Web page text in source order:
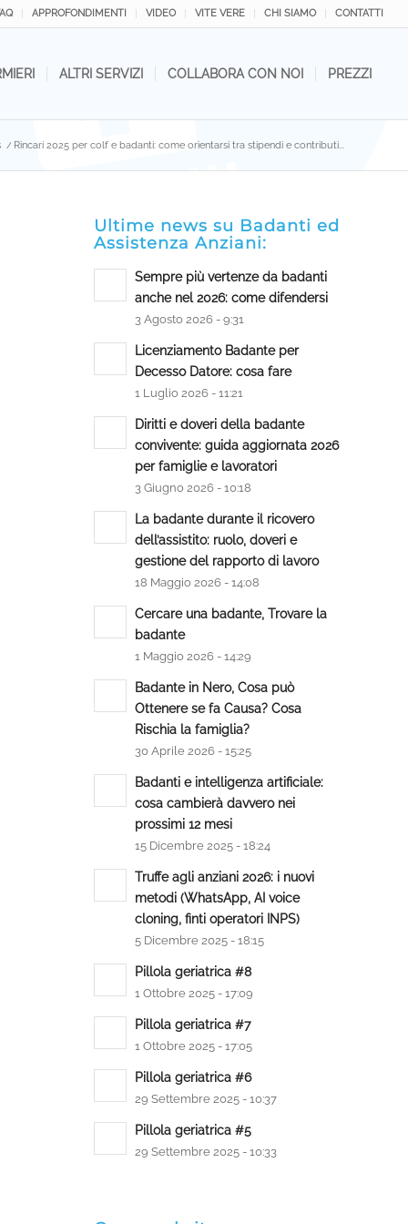
APPROFONDIMENTI VIDEO VITE VERE CHI SIAMO CONTATTI
ALTRI SERVIZI COLLABORA CON NOI PREZZI
/ Rincari 2025 per colf e badanti: come orientarsi tra stipendi e contributi...
Ultime news su Badanti ed
Assistenza Anziani:
Sempre più vertenze da badanti
anche nel 2026: come difendersi
3 Agosto 2026 - 9:31
Licenziamento Badante per
Decesso Datore: cosa fare
1 Luglio 2026 - 11:21
Diritti e doveri della badante
convivente: guida aggiornata 2026
per famiglie e lavoratori
3 Giugno 2026 - 10:18
La badante durante il ricovero
dell’assistito: ruolo, doveri e
gestione del rapporto di lavoro
18 Maggio 2026 - 14:08
Cercare una badante, Trovare la
badante
1 Maggio 2026 - 14:29
Badante in Nero, Cosa può
Ottenere se fa Causa? Cosa
Rischia la famiglia?
30 Aprile 2026 - 15:25
Badanti e intelligenza artificiale:
cosa cambierà davvero nei
prossimi 12 mesi
15 Dicembre 2025 - 18:24
Truffe agli anziani 2026: i nuovi
metodi (WhatsApp, AI voice
cloning, finti operatori INPS)
5 Dicembre 2025 - 18:15
Pillola geriatrica #8
1 Ottobre 2025 - 17:09
Pillola geriatrica #7
1 Ottobre 2025 - 17:05
Pillola geriatrica #6
29 Settembre 2025 - 10:37
Pillola geriatrica #5
29 Settembre 2025 - 10:33